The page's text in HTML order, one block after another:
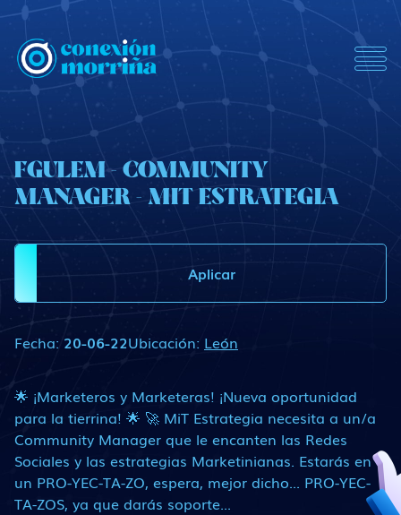
ConexionMorrina
FGULEM - COMMUNITY
MANAGER - MIT ESTRATEGIA
Aplicar
Fecha: 20-06-22Ubicación: León
🌟 ¡Marketeros y Marketeras! ¡Nueva oportunidad
para la tierrina! 🌟 🚀 MiT Estrategia necesita a un/a
Community Manager que le encanten las Redes
Sociales y las estrategias Marketinianas. Estarás en
un PRO-YEC-TA-ZO, espera, mejor dicho... PRO-YEC-
TA-ZOS, ya que darás soporte...